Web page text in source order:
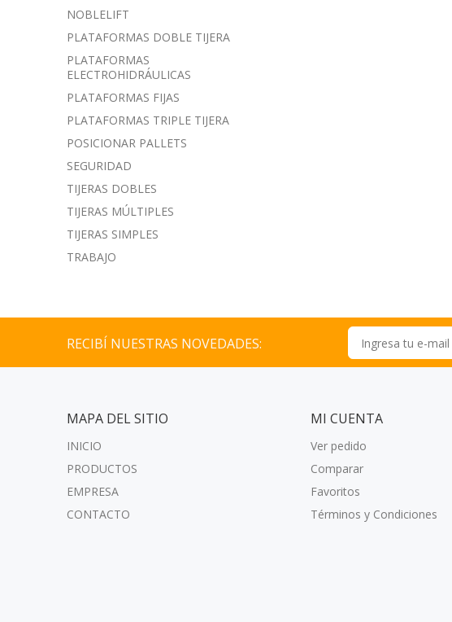
NOBLELIFT
PLATAFORMAS DOBLE TIJERA
PLATAFORMAS
ELECTROHIDRÁULICAS
PLATAFORMAS FIJAS
PLATAFORMAS TRIPLE TIJERA
POSICIONAR PALLETS
SEGURIDAD
TIJERAS DOBLES
TIJERAS MÚLTIPLES
TIJERAS SIMPLES
TRABAJO
RECIBÍ NUESTRAS NOVEDADES:
MAPA DEL SITIO
INICIO
PRODUCTOS
EMPRESA
CONTACTO
MI CUENTA
Ver pedido
Comparar
Favoritos
Términos y Condiciones